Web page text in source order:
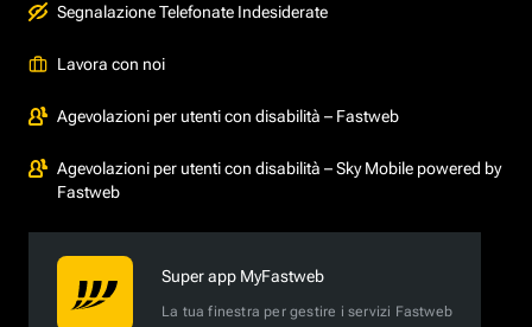
Segnalazione Telefonate Indesiderate
Lavora con noi
Agevolazioni per utenti con disabilità – Fastweb
Agevolazioni per utenti con disabilità – Sky Mobile powered by
Fastweb
Super app MyFastweb
La tua finestra per gestire i servizi Fastweb